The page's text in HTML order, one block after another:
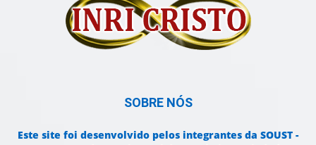
SOBRE NÓS
Este site foi desenvolvido pelos integrantes da SOUST -